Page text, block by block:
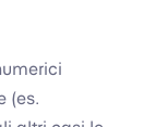
(es.